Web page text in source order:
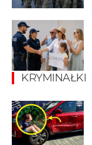
KRYMINAŁKI